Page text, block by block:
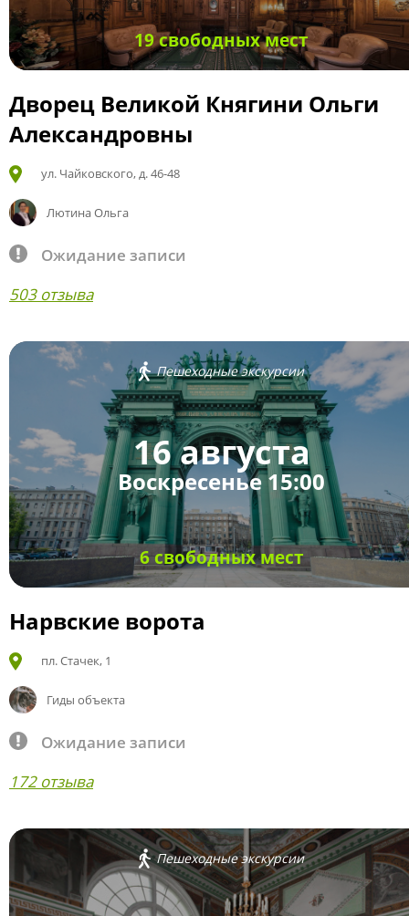
19 свободных мест
Дворец Великой Княгини Ольги
Александровны
ул. Чайковского, д. 46-48
Лютина Ольга
Ожидание записи
503 отзыва
Пешеходные экскурсии
16 августа
Воскресенье 15:00
6 свободных мест
Нарвские ворота
пл. Стачек, 1
Гиды объекта
Ожидание записи
172 отзыва
Пешеходные экскурсии